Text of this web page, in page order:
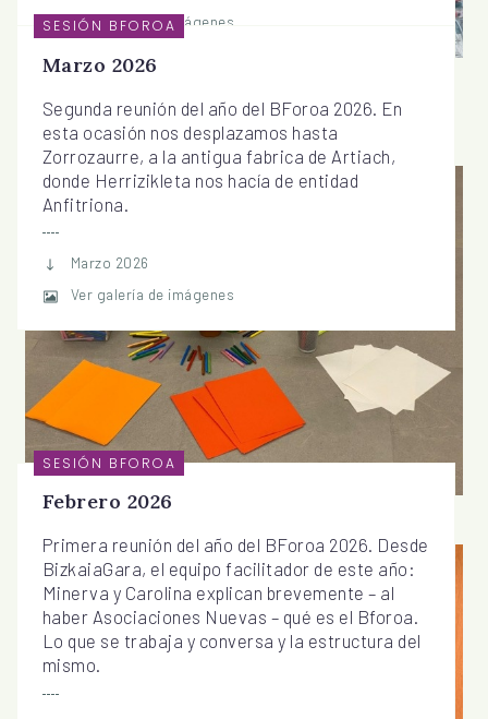
Ver galería de imágenes
SESIÓN BFOROA
Marzo 2026
Segunda reunión del año del BForoa 2026. En
esta ocasión nos desplazamos hasta
Zorrozaurre, a la antigua fabrica de Artiach,
donde Herrizikleta nos hacía de entidad
Anfitriona.
Marzo 2026
Ver galería de imágenes
SESIÓN BFOROA
Febrero 2026
Primera reunión del año del BForoa 2026. Desde
BizkaiaGara, el equipo facilitador de este año:
Minerva y Carolina explican brevemente – al
haber Asociaciones Nuevas – qué es el Bforoa.
Lo que se trabaja y conversa y la estructura del
mismo.